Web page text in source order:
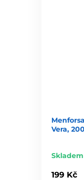
Vera,
Skladem
199 Kč